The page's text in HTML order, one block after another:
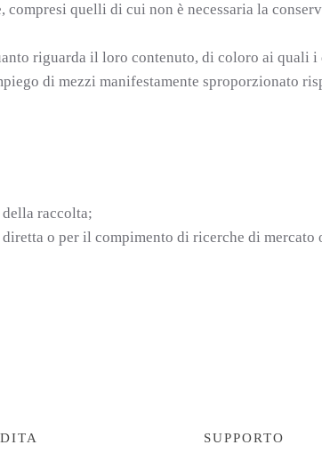
quelli di cui non è necessaria la
riguarda il loro contenuto, di coloro ai quali
di mezzi manifestamente sproporzionato
raccolta;
o per il compimento di ricerche di mercato
SUPPORTO